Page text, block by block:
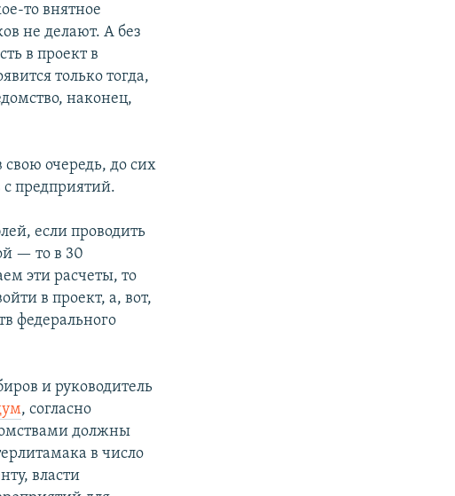
то внятное
не делают. А без
в проект в
только тогда,
наконец,
очередь, до сих
предприятий.
если проводить
— то в 30
эти расчеты, то
в проект, а, вот,
федерального
и руководитель
, согласно
должны
в число
власти